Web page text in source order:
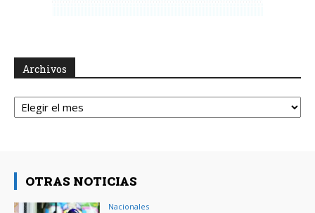
Archivos
Archivos
OTRAS NOTICIAS
Nacionales